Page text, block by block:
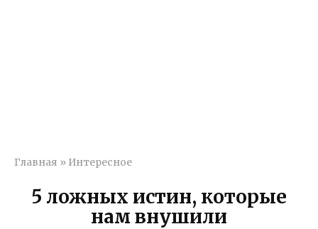
Главная » Интересное
5 ложных истин, которые
нам внушили